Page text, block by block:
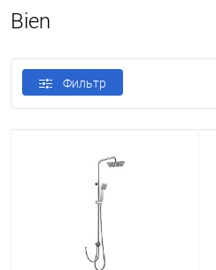
Bien
Фильтр